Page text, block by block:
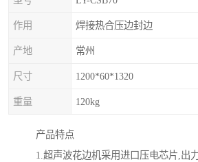
作用 焊接热合压边封边
产地 常州
尺寸 1200*60*1320
重量 120kg
产品特点
1.超声波花边机采用进口压电芯片,出